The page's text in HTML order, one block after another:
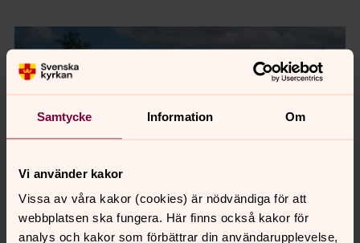
Samtycke Information Om
Vi använder kakor
Vissa av våra kakor (cookies) är nödvändiga för att
webbplatsen ska fungera. Här finns också kakor för
analys och kakor som förbättrar din användarupplevelse,